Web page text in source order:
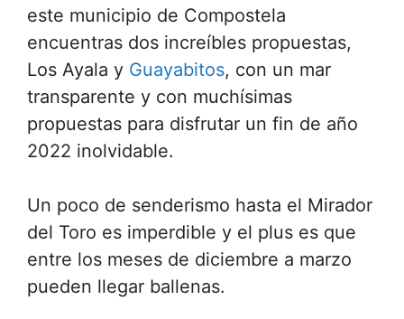
este municipio de Compostela
encuentras dos increíbles propuestas,
Los Ayala y Guayabitos, con un mar
transparente y con muchísimas
propuestas para disfrutar un fin de año
2022 inolvidable.
Un poco de senderismo hasta el Mirador
del Toro es imperdible y el plus es que
entre los meses de diciembre a marzo
pueden llegar ballenas.